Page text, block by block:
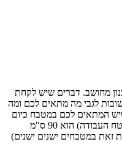
מחושב. דברים שיש לקחת
לגבי מה מתאים לכם ומה
השיש המתאים לכם במטבח כיום
הגובה הסטנדרטי של השיש במטבח (משטח העבודה) הוא 90 ס"מ
זאת במטבחים ישנים ישנים)